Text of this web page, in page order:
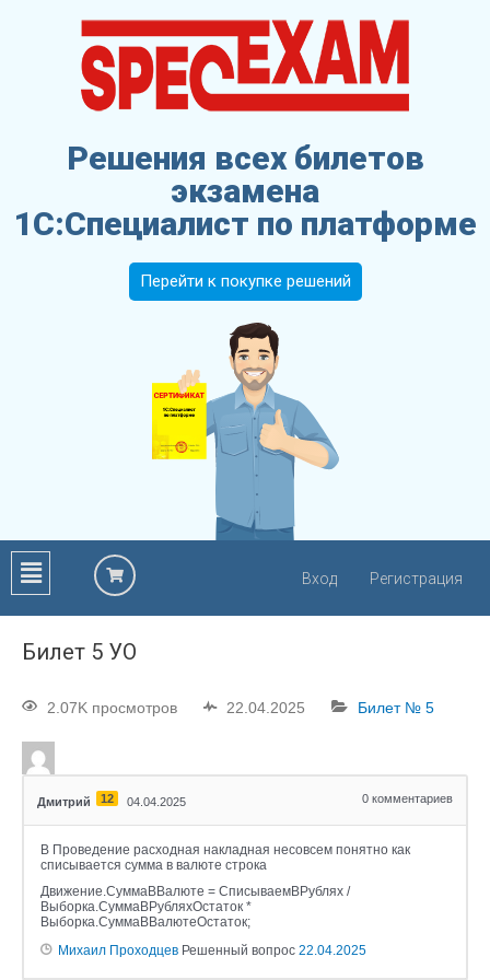
Решения всех билетов
экзамена
1С:Специалист по платформе
Перейти к покупке решений
Вход Регистрация
Билет 5 УО
2.07K просмотров 22.04.2025 Билет № 5
Дмитрий 12 04.04.2025 0 комментариев
В Проведение расходная накладная несовсем понятно как
списывается сумма в валюте строка
Движение.СуммаВВалюте = СписываемВРублях /
Выборка.СуммаВРубляхОстаток *
Выборка.СуммаВВалютеОстаток;
Михаил Проходцев Решенный вопрос 22.04.2025